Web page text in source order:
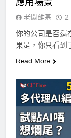
應用場景
老闆維基 2
你的公司是否還
果是，你只看到
Read More